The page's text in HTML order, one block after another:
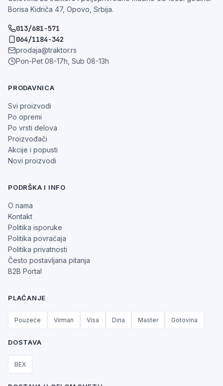
Borisa Kidriča 47, Opovo, Srbija.
013/681-571
064/1184-342
prodaja@traktor.rs
Pon-Pet 08-17h, Sub 08-13h
PRODAVNICA
Svi proizvodi
Po opremi
Po vrsti delova
Proizvođači
Akcije i popusti
Novi proizvodi
PODRŠKA I INFO
O nama
Kontakt
Politika isporuke
Politika povraćaja
Politika privatnosti
Često postavljana pitanja
B2B Portal
PLAĆANJE
Pouzeće Virman Visa Dina Master Gotovina
DOSTAVA
BEX